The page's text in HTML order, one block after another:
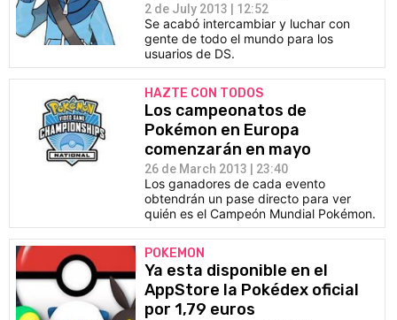
2 de July 2013 | 12:52
Se acabó intercambiar y luchar con
gente de todo el mundo para los
usuarios de DS.
HAZTE CON TODOS
Los campeonatos de
Pokémon en Europa
comenzarán en mayo
26 de March 2013 | 23:40
Los ganadores de cada evento
obtendrán un pase directo para ver
quién es el Campeón Mundial Pokémon.
POKEMON
Ya esta disponible en el
AppStore la Pokédex oficial
por 1,79 euros